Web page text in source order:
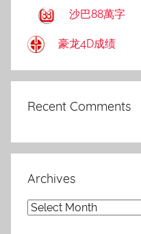
沙巴88萬字
豪龙4D成绩
Recent Comments
Archives
Archives